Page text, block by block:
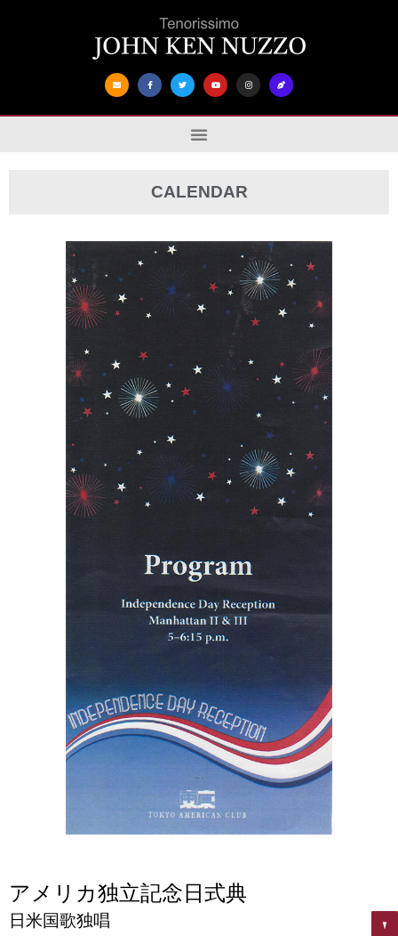
CALENDAR
アメリカ独立記念日式典
日米国歌独唱